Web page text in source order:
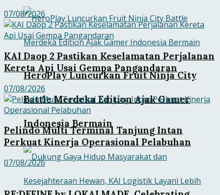
HeroPlay Luncurkan Fruit Ninja City
Battle Merdeka Edition Ajak Gamer
Indonesia Bermain
07/08/2026
KAI Daop 2 Pastikan Keselamatan Perjalanan
Kereta Api Usai Gempa Pangandaran
07/08/2026
Pelindo Multi Terminal Tanjung Intan
Perkuat Kinerja Operasional Pelabuhan
07/08/2026